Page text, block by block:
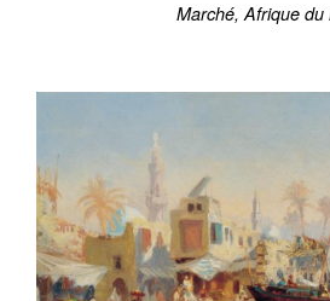
Marché, Afrique du